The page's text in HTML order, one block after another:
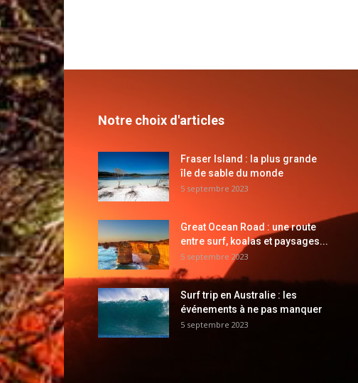
Notre choix d'articles
Fraser Island : la plus grande
île de sable du monde
5 septembre 2023
Great Ocean Road : une route
entre surf, koalas et paysages...
5 septembre 2023
Surf trip en Australie : les
événements à ne pas manquer
5 septembre 2023